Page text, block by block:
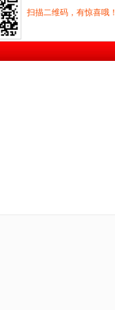
扫描二维码，有惊喜哦！